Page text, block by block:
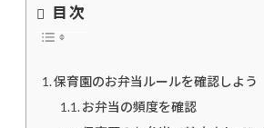
目次
保育園のお弁当ルールを確認しよう
お弁当の頻度を確認